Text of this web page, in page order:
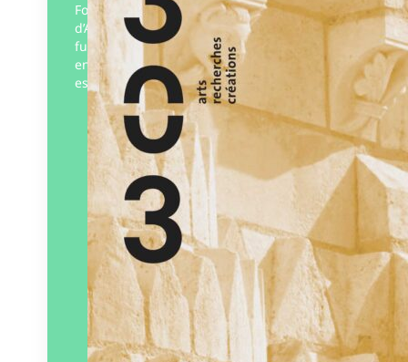
Fondée au XIIe siècle par Robert
d’Arbrissel, l’abbaye royale de Fontevraud
fut abbaye mixte, nécropole royale, et
enfin prison après 1789. Aujourd’hui, elle
est un pôle culturel unique.…
Éditeur : 303
Paru le25/04/2024